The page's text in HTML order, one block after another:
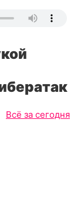
Всё за сегодня